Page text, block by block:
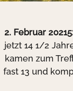
2. Februar
jetzt 14 1/2
kamen zum
fast 13 und